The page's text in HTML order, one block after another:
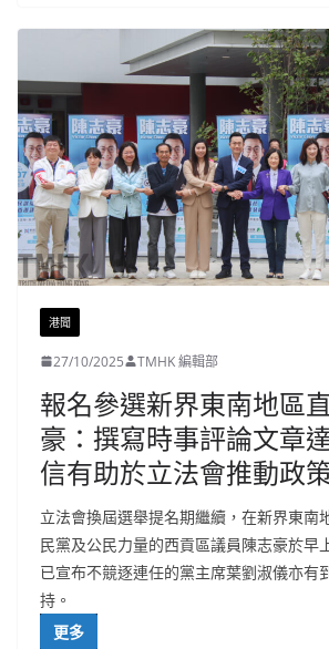
港聞
27/10/2025 TMHK 編輯部
報名參選新界東南地區
豪：撰寫時事評論文章
信有助於立法會推動政
立法會換屆選舉提名期繼續，在新界東南
民黨及公民力量的西貢區議員陳志豪於早
已宣布不競逐連任的黨主席葉劉淑儀亦有
持。
更多